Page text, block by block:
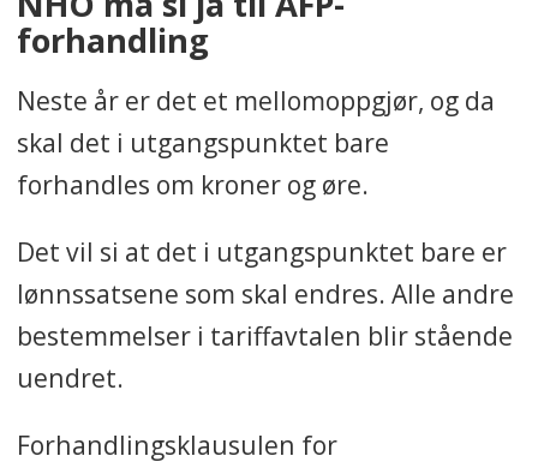
ordningen på tampen av
arbeidslivet. De oppfylte ikke
kriteriene for å få AFP. Dette
kalte man «hull».
Utsettelsene har vært mange
siden 2017, og lønnsoppgjøret i
2024 skulle være siste sjanse til
å ta AFP som kampsak før
stortingsvalget i 2025.
AFP blir en kampsak i neste års
forhandling
Neste år er det et mellomoppgjør, og da
skal det i utgangspunktet bare
forhandles om kroner og øre.
Det vil si at det i utgangspunktet bare er
lønnssatsene som skal endres. Alle andre
bestemmelser i tariffavtalen blir stående
uendret.
Forhandlingsklausulen for